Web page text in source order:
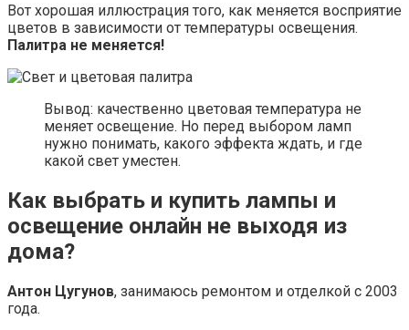
Вот хорошая иллюстрация того, как меняется восприятие
цветов в зависимости от температуры освещения.
Палитра не меняется!
Вывод: качественно цветовая температура не
меняет освещение. Но перед выбором ламп
нужно понимать, какого эффекта ждать, и где
какой свет уместен.
Как выбрать и купить лампы и
освещение онлайн не выходя из
дома?
Антон Цугунов, занимаюсь ремонтом и отделкой с 2003
года.